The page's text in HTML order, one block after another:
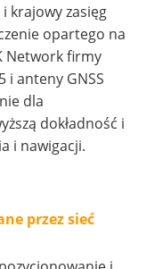
krajowy zasięg
opartego na
Network firmy
i anteny GNSS
dla
dokładność i
i nawigacji.
przez sieć